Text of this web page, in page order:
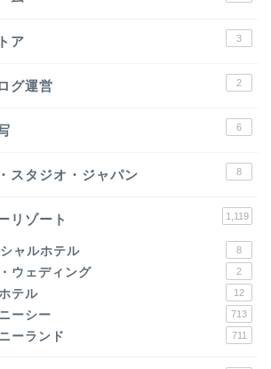
ア 3
グ運営 2
6
スタジオ・ジャパン 8
リゾート 1,119
ャルホテル 8
ウェディング 2
テル 12
ーシー 713
ーランド 711